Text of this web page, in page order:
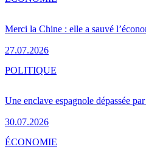
Merci la Chine : elle a sauvé
27.07.2026
Une enclave espagnole dépassée
30.07.2026
POLITIQUE
ÉCONOMIE